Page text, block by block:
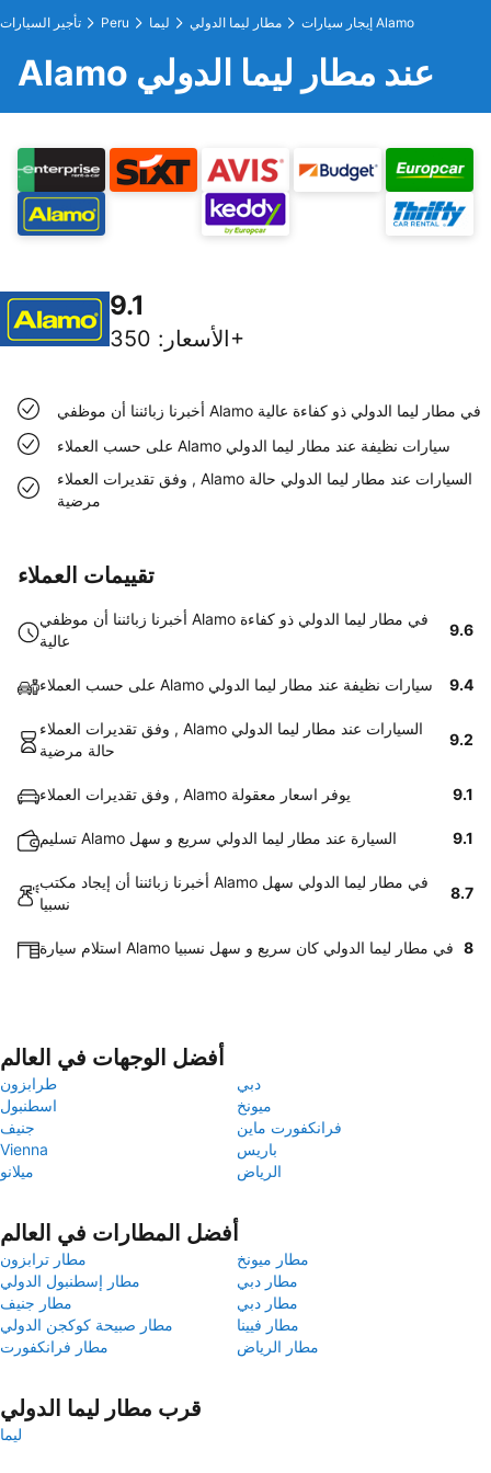
تأجير السيارات Peru ليما مطار ليما الدولي إيجار سيارات Alamo
Alamo عند مطار ليما الدولي
9.1
الأسعار : 350+
أخبرنا زبائننا أن موظفي Alamo في مطار ليما الدولي ذو كفاءة عالية
على حسب العملاء Alamo سيارات نظيفة عند مطار ليما الدولي
وفق تقديرات العملاء , Alamo السيارات عند مطار ليما الدولي حالة
مرضية
تقييمات العملاء
أخبرنا زبائننا أن موظفي Alamo في مطار ليما الدولي ذو كفاءة
عالية
9.6
على حسب العملاء Alamo سيارات نظيفة عند مطار ليما الدولي 9.4
وفق تقديرات العملاء , Alamo السيارات عند مطار ليما الدولي
حالة مرضية
9.2
وفق تقديرات العملاء , Alamo يوفر اسعار معقولة 9.1
تسليم Alamo السيارة عند مطار ليما الدولي سريع و سهل 9.1
أخبرنا زبائننا أن إيجاد مكتب Alamo في مطار ليما الدولي سهل
نسبيا
8.7
استلام سيارة Alamo في مطار ليما الدولي كان سريع و سهل نسبيا 8
أفضل الوجهات في العالم
طرابزون
دبي
اسطنبول
ميونخ
جنيف
فرانكفورت ماين
Vienna
باريس
ميلانو
الرياض
أفضل المطارات في العالم
مطار ترابزون
مطار ميونخ
مطار إسطنبول الدولي
مطار دبي
مطار جنيف
مطار دبي
مطار صبيحة كوكجن الدولي
مطار فيينا
مطار فرانكفورت
مطار الرياض
قرب مطار ليما الدولي
ليما